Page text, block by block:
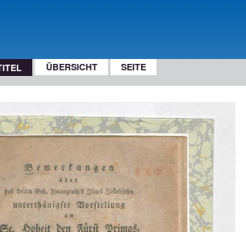
ÜBERSICHT SEITE